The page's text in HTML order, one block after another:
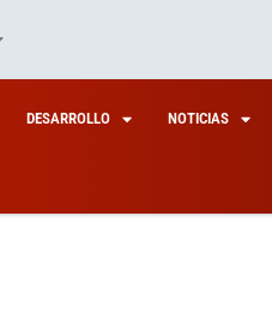
DESARROLLO NOTICIAS